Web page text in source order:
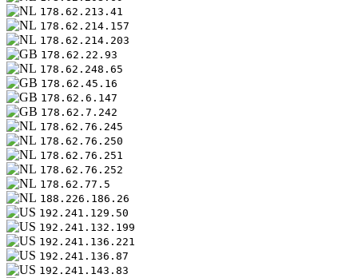
178.62.213.41
178.62.214.157
178.62.214.203
178.62.22.93
178.62.248.65
178.62.45.16
178.62.6.147
178.62.7.242
178.62.76.245
178.62.76.250
178.62.76.251
178.62.76.252
178.62.77.5
188.226.186.26
192.241.129.50
192.241.132.199
192.241.136.221
192.241.136.87
192.241.143.83